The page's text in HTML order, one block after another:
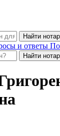
и ответы По